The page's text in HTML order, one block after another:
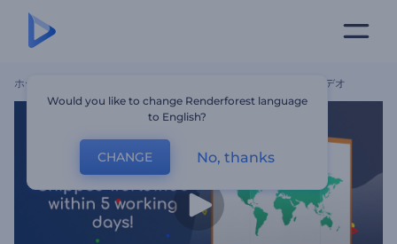
ホーム ポータブル充電器の製品プロモーションビデオ
Would you like to change Renderforest language
to English?
CHANGE No, thanks